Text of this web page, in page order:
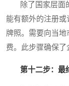
除了国家层面的
能有额外的注册
牌照。需要向当
费。此步骤确保了
第十二步：最